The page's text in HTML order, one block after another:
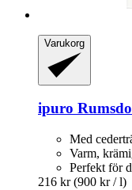
Varukorg
ipuro
Med
Varm,
Perfekt för
216 kr (900 kr / l)